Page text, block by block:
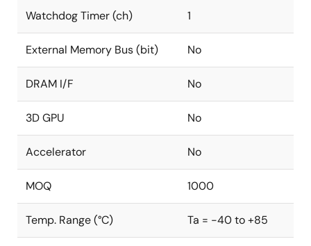
Watchdog Timer (ch) 1
External Memory Bus (bit) No
DRAM I/F No
3D GPU No
Accelerator No
MOQ 1000
Temp. Range (°C) Ta = -40 to +85